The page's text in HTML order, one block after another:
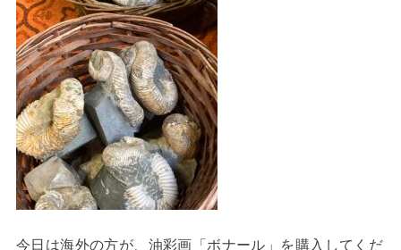
今日は海外の方が、油彩画「ボナール」を購入してくだ